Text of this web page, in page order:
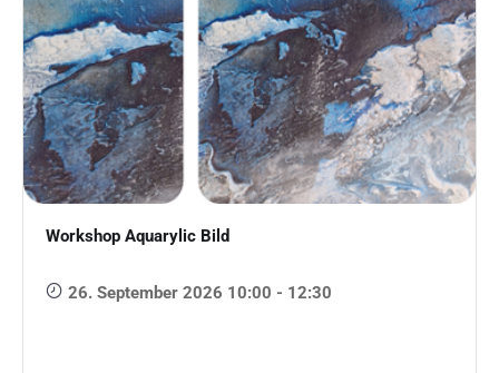
Workshop Aquarylic Bild
26. September 2026 10:00 - 12:30